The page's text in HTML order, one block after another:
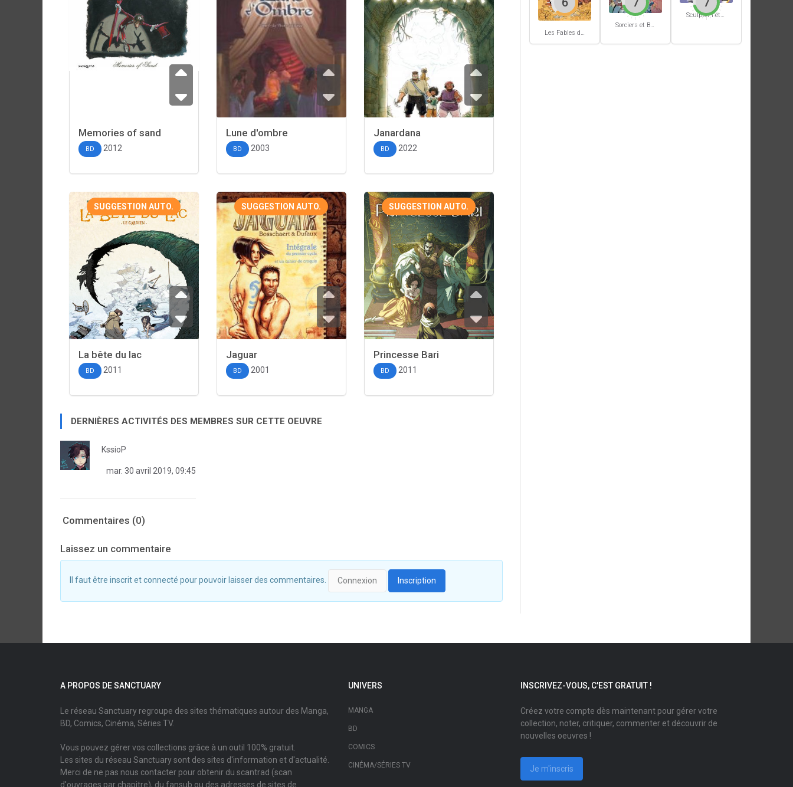
Memories of sand
BD 2012
Lune d'ombre
BD 2003
Janardana
BD 2022
SUGGESTION AUTO.
La bête du lac
BD 2011
SUGGESTION AUTO.
Jaguar
BD 2001
SUGGESTION AUTO.
Princesse Bari
BD 2011
DERNIÈRES ACTIVITÉS DES MEMBRES SUR CETTE OEUVRE
KssioP
mar. 30 avril 2019, 09:45
Commentaires (0)
Laissez un commentaire
Il faut être inscrit et connecté pour pouvoir laisser des commentaires. Connexion Inscription
Les Fables du Roi des Aulnes
Sorciers et Bourbiers #1
Sculpter l'éternité
A PROPOS DE SANCTUARY
Le réseau Sanctuary regroupe des sites thématiques autour des Manga,
BD, Comics, Cinéma, Séries TV.
Vous pouvez gérer vos collections grâce à un outil 100% gratuit.
Les sites du réseau Sanctuary sont des sites d'information et d'actualité.
Merci de ne pas nous contacter pour obtenir du scantrad (scan
d'ouvrages par chapitre), du fansub ou des adresses de sites de
UNIVERS
MANGA
BD
COMICS
CINÉMA/SÉRIES TV
INSCRIVEZ-VOUS, C'EST GRATUIT !
Créez votre compte dès maintenant pour gérer votre
collection, noter, critiquer, commenter et découvrir de
nouvelles oeuvres !
Je m'inscris